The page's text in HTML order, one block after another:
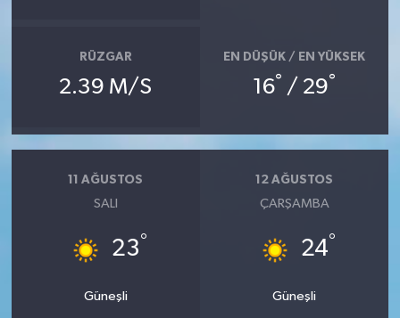
RÜZGAR
2.39 M/S
EN DÜŞÜK / EN YÜKSEK
16° / 29°
11 AĞUSTOS
SALI
23°
Güneşli
12 AĞUSTOS
ÇARŞAMBA
24°
Güneşli